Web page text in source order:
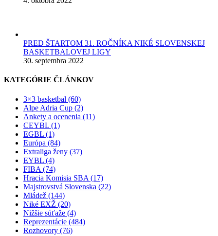
PRED ŠTARTOM 31. ROČNÍKA NIKÉ SLOVENSKEJ
BASKETBALOVEJ LIGY
30. septembra 2022
KATEGÓRIE ČLÁNKOV
3×3 basketbal (60)
Alpe Adria Cup (2)
Ankety a ocenenia (11)
CEYBL (1)
EGBL (1)
Európa (84)
Extraliga ženy (37)
EYBL (4)
FIBA (74)
Hracia Komisia SBA (17)
Majstrovstvá Slovenska (22)
Mládež (144)
Niké EXŽ (20)
Nižšie súťaže (4)
Reprezentácie (484)
Rozhovory (76)